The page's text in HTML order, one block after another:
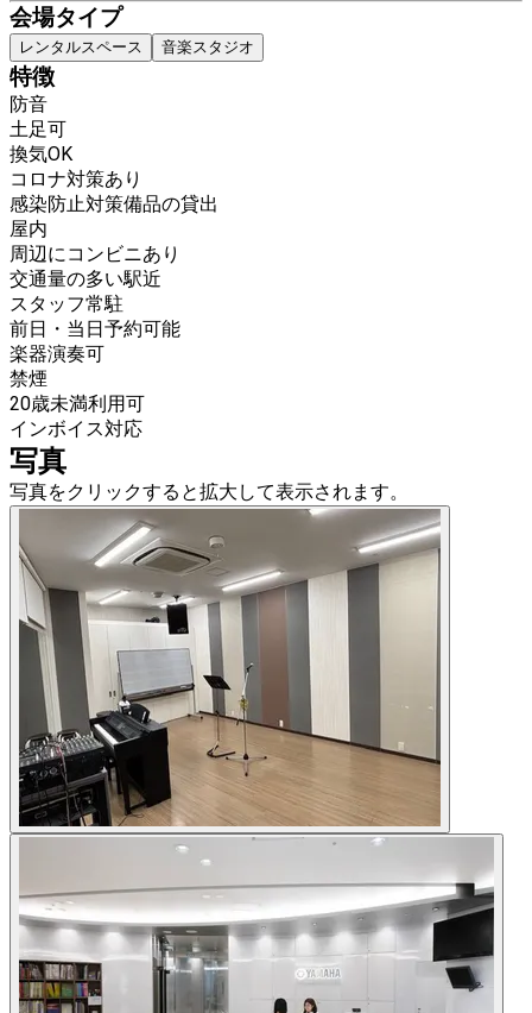
会場タイプ
レンタルスペース 音楽スタジオ
特徴
防音
土足可
換気OK
コロナ対策あり
感染防止対策備品の貸出
屋内
周辺にコンビニあり
交通量の多い駅近
スタッフ常駐
前日・当日予約可能
楽器演奏可
禁煙
20歳未満利用可
インボイス対応
写真
写真をクリックすると拡大して表示されます。